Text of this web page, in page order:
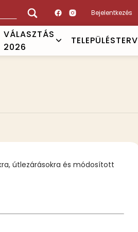
Bejelentkezés
VÁLASZTÁS
2026
TELEPÜLÉSTERV
útlezárásokra és módosított